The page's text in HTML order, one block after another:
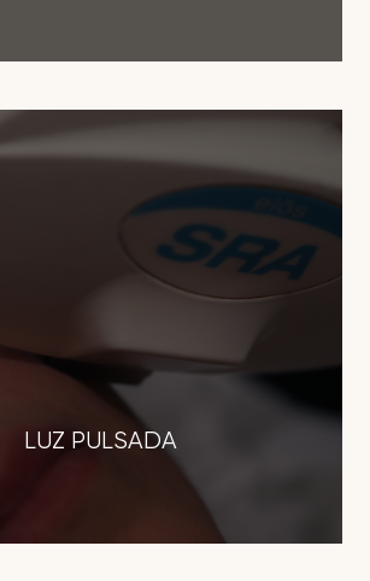
LUZ PULSADA